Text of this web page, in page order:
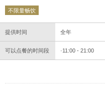
不限量畅饮
提供时间 全年
可以点餐的时间段 11:00 - 21:00